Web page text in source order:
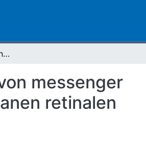
Zytokin-regulierte Veränderungen von messenger Ribonucleoprotein-Partikeln in humanen retinalen Pigmentepithelzellen
messenger
retinalen